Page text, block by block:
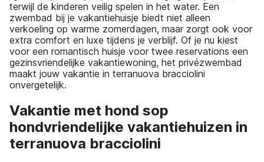
terwijl de kinderen veilig spelen in het water. Een
zwembad bij je vakantiehuisje biedt niet alleen
verkoeling op warme zomerdagen, maar zorgt ook voor
extra comfort en luxe tijdens je verblijf. Of je nu kiest
voor een romantisch huisje voor twee reservations een
gezinsvriendelijke vakantiewoning, het privézwembad
maakt jouw vakantie in terranuova bracciolini
onvergetelijk.
Vakantie met hond sop
hondvriendelijke vakantiehuizen in
terranuova bracciolini